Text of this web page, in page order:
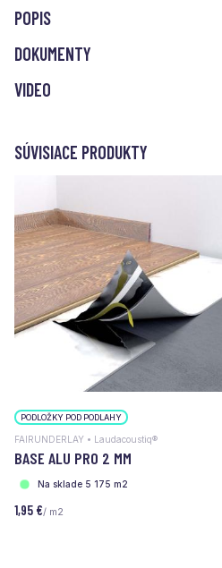
POPIS
DOKUMENTY
VIDEO
SÚVISIACE PRODUKTY
PODLOŽKY POD PODLAHY
FAIRUNDERLAY • Laudacoustiq®
BASE ALU PRO 2 MM
Na sklade 5 175 m2
1,95 €/ m2